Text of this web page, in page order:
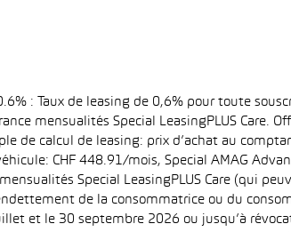
: Taux de leasing de 0,6% pour toute
mensualités Special LeasingPLUS
de calcul de leasing: prix d’achat au
CHF 448.91/mois, Special AMAG
Special LeasingPLUS Care (qui
de la consommatrice ou du
et le 30 septembre 2026 ou jusqu’à